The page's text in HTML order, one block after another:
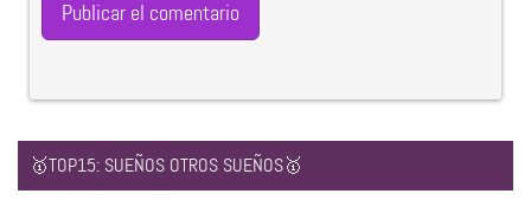
🥇TOP15: SUEÑOS OTROS SUEÑOS🥇